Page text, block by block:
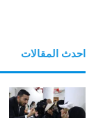
احدث المقالات